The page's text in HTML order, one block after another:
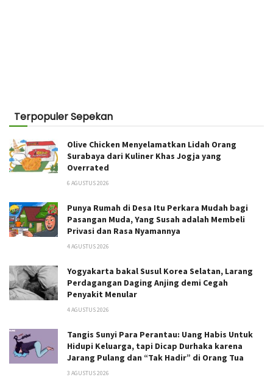
Terpopuler Sepekan
Olive Chicken Menyelamatkan Lidah Orang
Surabaya dari Kuliner Khas Jogja yang
Overrated
6 AGUSTUS 2026
Punya Rumah di Desa Itu Perkara Mudah bagi
Pasangan Muda, Yang Susah adalah Membeli
Privasi dan Rasa Nyamannya
4 AGUSTUS 2026
Yogyakarta bakal Susul Korea Selatan, Larang
Perdagangan Daging Anjing demi Cegah
Penyakit Menular
4 AGUSTUS 2026
Tangis Sunyi Para Perantau: Uang Habis Untuk
Hidupi Keluarga, tapi Dicap Durhaka karena
Jarang Pulang dan “Tak Hadir” di Orang Tua
3 AGUSTUS 2026